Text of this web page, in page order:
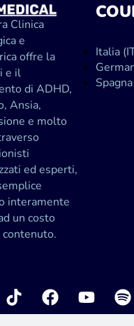
Clinica
e
offre la
e il
di ADHD,
Ansia,
e molto
ed esperti,
interamente
un costo
contenuto.
Italia